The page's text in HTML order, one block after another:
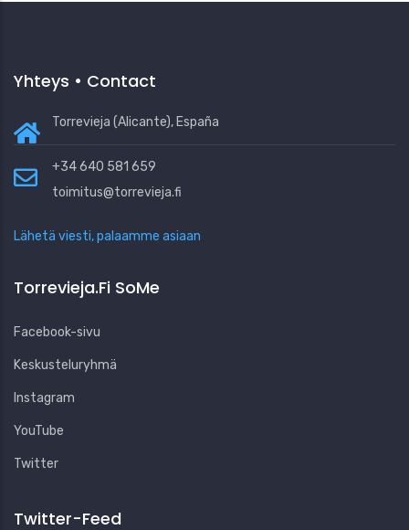
Yhteys • Contact
Torrevieja (Alicante), España
+34 640 581 659
toimitus@torrevieja.fi
Lähetä viesti, palaamme asiaan
Torrevieja.fi SoMe
Facebook-sivu
Keskusteluryhmä
Instagram
YouTube
Twitter
Twitter-Feed